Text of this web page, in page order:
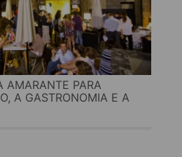
AMARANTE PARA
A GASTRONOMIA E A